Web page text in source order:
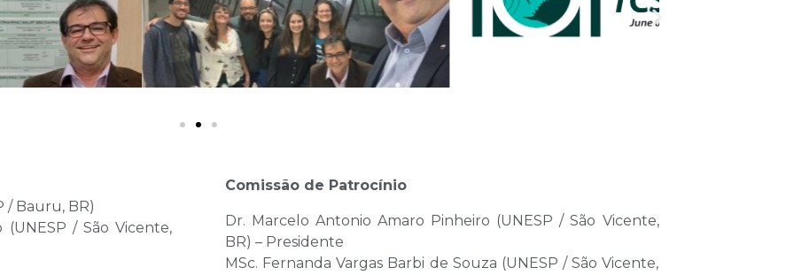
/ Bauru, BR)
/ São Vicente,
Comissão de Patrocínio
Dr. Marcelo Antonio Amaro Pinheiro (UNESP / São Vicente,
BR) – Presidente
MSc. Fernanda Vargas Barbi de Souza (UNESP / São Vicente,